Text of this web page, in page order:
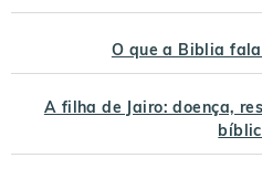
O que a Biblia
A filha de Jairo: doença,